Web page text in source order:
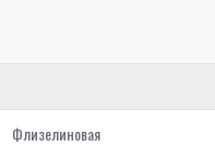
Флизелиновая